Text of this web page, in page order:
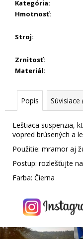
Kategória:
Hmotnosť:
Stroj:
Zrnitosť:
Materiál:
Popis Súvisiace
Leštiaca suspenzia,
vopred brúsených a
Použitie: mramor aj
Postup: rozlešťujte
Farba: Čierna